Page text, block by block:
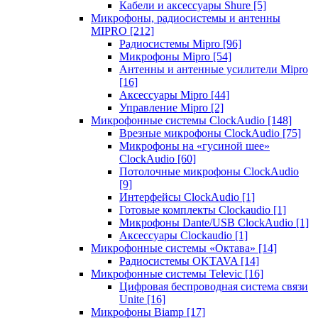
Кабели и аксессуары Shure [5]
Микрофоны, радиосистемы и антенны
MIPRO [212]
Радиосистемы Mipro [96]
Микрофоны Mipro [54]
Антенны и антенные усилители Mipro
[16]
Аксессуары Mipro [44]
Управление Mipro [2]
Микрофонные системы ClockAudio [148]
Врезные микрофоны ClockAudio [75]
Микрофоны на «гусиной шее»
ClockAudio [60]
Потолочные микрофоны ClockAudio
[9]
Интерфейсы ClockAudio [1]
Готовые комплекты Clockaudio [1]
Микрофоны Dante/USB ClockAudio [1]
Аксессуары Clockaudio [1]
Микрофонные системы «Октава» [14]
Радиосистемы OKTAVA [14]
Микрофонные системы Televic [16]
Цифровая беспроводная система связи
Unite [16]
Микрофоны Biamp [17]